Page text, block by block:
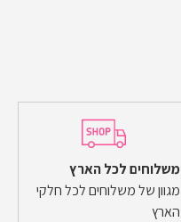
משלוחים לכל הארץ
מגוון של משלוחים לכל חלקי
הארץ